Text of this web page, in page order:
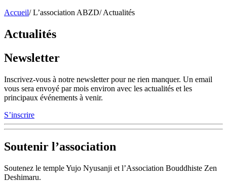
Accueil/ L’association ABZD/ Actualités
Actualités
Newsletter
Inscrivez-vous à notre newsletter pour ne rien manquer. Un email
vous sera envoyé par mois environ avec les actualités et les
principaux événements à venir.
S’inscrire
Soutenir l’association
Soutenez le temple Yujo Nyusanji et l’Association Bouddhiste Zen
Deshimaru.